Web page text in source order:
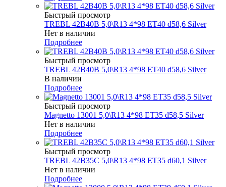
Быстрый просмотр
TREBL 42B40B 5,0\R13 4*98 ET40 d58,6 Silver
Нет в наличии
Подробнее
Быстрый просмотр
TREBL 42B40B 5,0\R13 4*98 ET40 d58,6 Silver
В наличии
Подробнее
Быстрый просмотр
Magnetto 13001 5,0\R13 4*98 ET35 d58,5 Silver
Нет в наличии
Подробнее
Быстрый просмотр
TREBL 42B35C 5,0\R13 4*98 ET35 d60,1 Silver
Нет в наличии
Подробнее